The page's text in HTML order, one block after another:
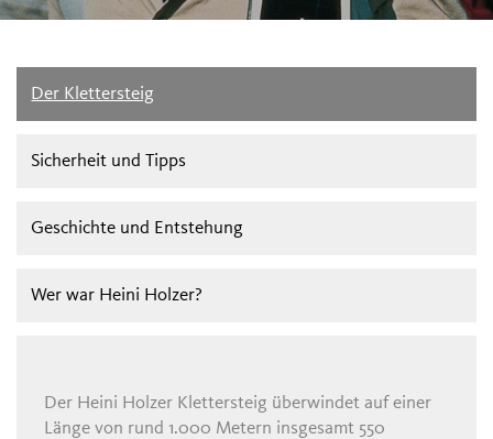
Der Klettersteig
Sicherheit und Tipps
Geschichte und Entstehung
Wer war Heini Holzer?
Der Heini Holzer Klettersteig überwindet auf einer
Länge von rund 1.000 Metern insgesamt 550